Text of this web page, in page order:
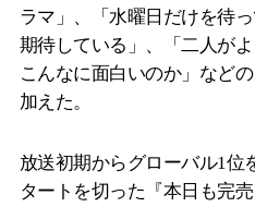
ラマ」、「水曜日だけを待
期待している」、「二人が
こんなに面白いのか」など
加えた。
放送初期からグローバル1位
タートを切った『本日も完